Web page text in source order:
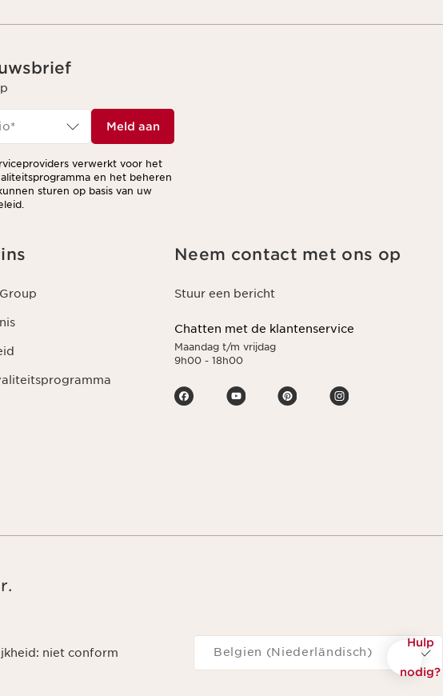
Hulp
nodig?
Meld aan
verwerkt voor het
en het beheren
sturen op basis van uw
Neem contact met ons op
Stuur een bericht
Chatten met de klantenservice
Maandag t/m vrijdag
9h00 - 18h00
niet conform
Navigeren naar
Belgien (Niederländisch)